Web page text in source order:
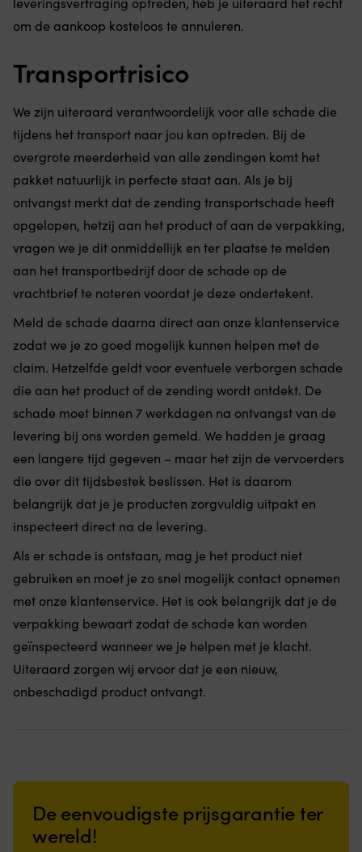
om de aankoop kosteloos te annuleren.
Transportrisico
We zijn uiteraard verantwoordelijk voor alle schade die
tijdens het transport naar jou kan optreden. Bij de
overgrote meerderheid van alle zendingen komt het
pakket natuurlijk in perfecte staat aan. Als je bij
ontvangst merkt dat de zending transportschade heeft
opgelopen, hetzij aan het product of aan de verpakking,
vragen we je dit onmiddellijk en ter plaatse te melden
aan het transportbedrijf door de schade op de
vrachtbrief te noteren voordat je deze ondertekent.
Meld de schade daarna direct aan onze klantenservice
zodat we je zo goed mogelijk kunnen helpen met de
claim. Hetzelfde geldt voor eventuele verborgen schade
die aan het product of de zending wordt ontdekt. De
schade moet binnen 7 werkdagen na ontvangst van de
levering bij ons worden gemeld. We hadden je graag
een langere tijd gegeven – maar het zijn de vervoerders
die over dit tijdsbestek beslissen. Het is daarom
belangrijk dat je je producten zorgvuldig uitpakt en
inspecteert direct na de levering.
Als er schade is ontstaan, mag je het product niet
gebruiken en moet je zo snel mogelijk contact opnemen
met onze klantenservice. Het is ook belangrijk dat je de
verpakking bewaart zodat de schade kan worden
geïnspecteerd wanneer we je helpen met je klacht.
Uiteraard zorgen wij ervoor dat je een nieuw,
onbeschadigd product ontvangt.
De eenvoudigste prijsgarantie ter
wereld!